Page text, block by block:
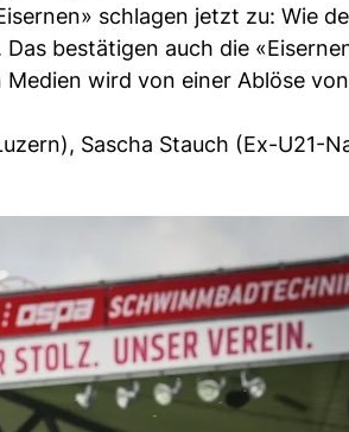
schlagen jetzt zu: Wie
bestätigen auch die
wird von einer Ablöse
Sascha Stauch (Ex-U21-